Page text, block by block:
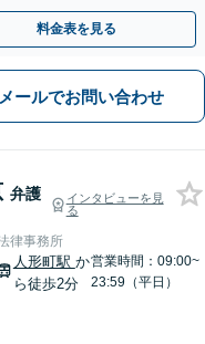
きます。
料金表を見る
メールでお問い合わせ
弁護
インタビューを見
る
律事務所
人形町駅 か
ら徒歩2分
営業時間：09:00~
23:59（平日）